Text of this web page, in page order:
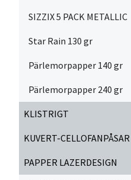
SIZZIX 5 PACK METALLIC
Star Rain 130 gr
Pärlemorpapper 140 gr
Pärlemorpapper 240 gr
KLISTRIGT
KUVERT-CELLOFANPÅSAR
PAPPER LAZERDESIGN